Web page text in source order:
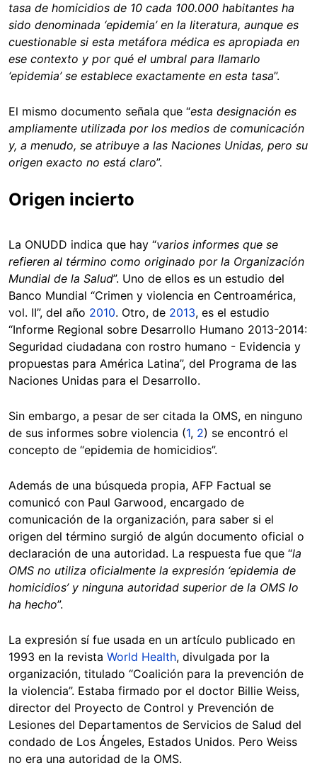
tasa de homicidios de 10 cada 100.000 habitantes ha
sido denominada ‘epidemia’ en la literatura, aunque es
cuestionable si esta metáfora médica es apropiada en
ese contexto y por qué el umbral para llamarlo
‘epidemia’ se establece exactamente en esta tasa”.
El mismo documento señala que “esta designación es
ampliamente utilizada por los medios de comunicación
y, a menudo, se atribuye a las Naciones Unidas, pero su
origen exacto no está claro”.
Origen incierto
La ONUDD indica que hay “varios informes que se
refieren al término como originado por la Organización
Mundial de la Salud”. Uno de ellos es un estudio del
Banco Mundial “Crimen y violencia en Centroamérica,
vol. II”, del año 2010. Otro, de 2013, es el estudio
“Informe Regional sobre Desarrollo Humano 2013-2014:
Seguridad ciudadana con rostro humano - Evidencia y
propuestas para América Latina”, del Programa de las
Naciones Unidas para el Desarrollo.
Sin embargo, a pesar de ser citada la OMS, en ninguno
de sus informes sobre violencia (1, 2) se encontró el
concepto de “epidemia de homicidios”.
Además de una búsqueda propia, AFP Factual se
comunicó con Paul Garwood, encargado de
comunicación de la organización, para saber si el
origen del término surgió de algún documento oficial o
declaración de una autoridad. La respuesta fue que “la
OMS no utiliza oficialmente la expresión ‘epidemia de
homicidios’ y ninguna autoridad superior de la OMS lo
ha hecho”.
La expresión sí fue usada en un artículo publicado en
1993 en la revista World Health, divulgada por la
organización, titulado “Coalición para la prevención de
la violencia”. Estaba firmado por el doctor Billie Weiss,
director del Proyecto de Control y Prevención de
Lesiones del Departamentos de Servicios de Salud del
condado de Los Ángeles, Estados Unidos. Pero Weiss
no era una autoridad de la OMS.